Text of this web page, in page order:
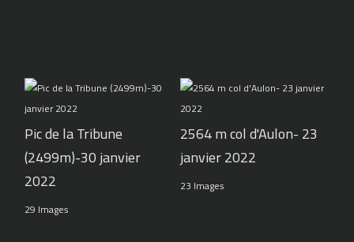
Pic de la Tribune
(2499m)-30 janvier
2022
29 Images
2564 m col d'Aulon- 23
janvier 2022
23 Images